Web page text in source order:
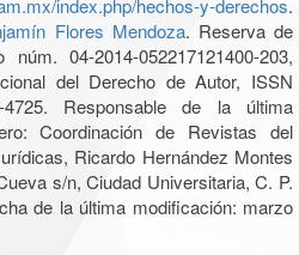
index.php/hechos-y-derechos.
Flores Mendoza. Reserva de
04-2014-052217121400-203,
del Derecho de Autor, ISSN
4725. Responsable de la última
Coordinación de Revistas del
Ricardo Hernández Montes
s/n, Ciudad Universitaria, C. P.
de la última modificación: marzo